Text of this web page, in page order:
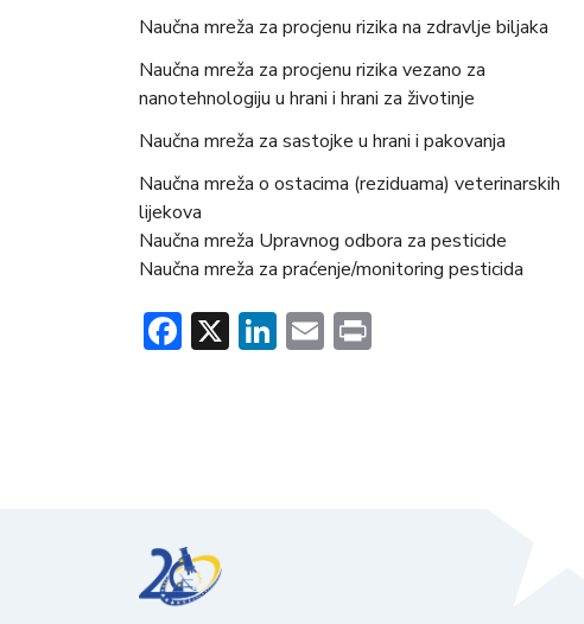
Naučna mreža za procjenu rizika na zdravlje biljaka
Naučna mreža za procjenu rizika vezano za
nanotehnologiju u hrani i hrani za životinje
Naučna mreža za sastojke u hrani i pakovanja
Naučna mreža o ostacima (reziduama) veterinarskih
lijekova
Naučna mreža Upravnog odbora za pesticide
Naučna mreža za praćenje/monitoring pesticida
Facebook
X LinkedIn
Email